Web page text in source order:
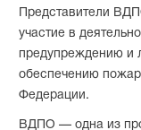
Представители
участие в
предупреждению и
обеспечению
Федерации.
ВДПО — одна из